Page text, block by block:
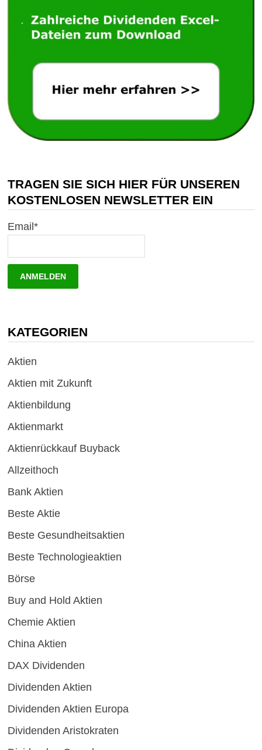
TRAGEN SIE SICH HIER FÜR UNSEREN
KOSTENLOSEN NEWSLETTER EIN
Email*
KATEGORIEN
Aktien
Aktien mit Zukunft
Aktienbildung
Aktienmarkt
Aktienrückkauf Buyback
Allzeithoch
Bank Aktien
Beste Aktie
Beste Gesundheitsaktien
Beste Technologieaktien
Börse
Buy and Hold Aktien
Chemie Aktien
China Aktien
DAX Dividenden
Dividenden Aktien
Dividenden Aktien Europa
Dividenden Aristokraten